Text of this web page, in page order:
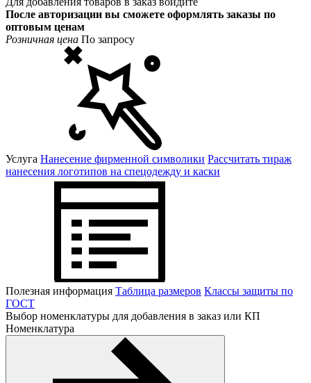
После авторизации вы сможете оформлять заказы по
оптовым ценам
Розничная цена По запросу
Услуга Нанесение фирменной символики Рассчитать тираж
нанесения логотипов на спецодежду и каски
Полезная информация Таблица размеров Классы защиты по
ГОСТ
Выбор номенклатуры для добавления в заказ или КП
Номенклатура